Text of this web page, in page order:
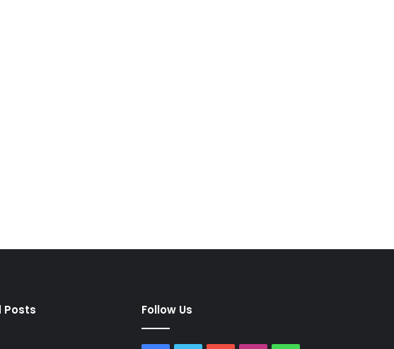
Posts Follow Us